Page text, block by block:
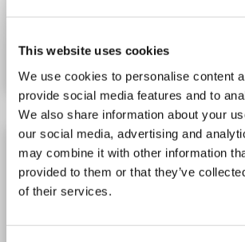
This website uses cookies
We use cookies to personalise content
provide social media features and to
We also share information about your
our social media, advertising and
may combine it with other information
provided to them or that they’ve
of their services.
Datenblatt
PLA2G5 ELISA Kit
PLA2G5 Reaktivität: Human
Sandwich ELISA